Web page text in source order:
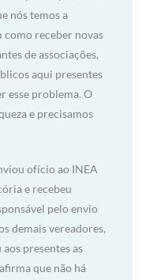
nós temos a
como receber novas
de associações,
aqui presentes
esse problema. O
e precisamos
ofício ao INEA
e recebeu
pelo envio
demais vereadores,
presentes as
que não há